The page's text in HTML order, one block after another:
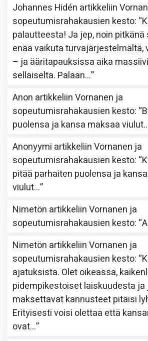
Johannes Hidén artikkeliin
sopeutumisrahakausien kesto: “
palautteesta! Ja jep, noin
enää vaikuta turvajärjestelmältä,
– ja ääritapauksissa aika
sellaiselta. Palaan…”
Anon artikkeliinVornanen ja
sopeutumisrahakausien kesto: “
puolensa ja kansa maksaa
Anonyymi artikkeliinVornanen ja
sopeutumisrahakausien kesto: “
pitää parhaiten puolensa ja
viulut…”
Nimetön artikkeliinVornanen ja
sopeutumisrahakausien kesto: “
Nimetön artikkeliinVornanen ja
sopeutumisrahakausien kesto: “
ajatuksista. Olet oikeassa,
pidempikestoiset laiskuudesta
maksettavat kannusteet pitäisi
Erityisesti voisi olettaa että
ovat…”